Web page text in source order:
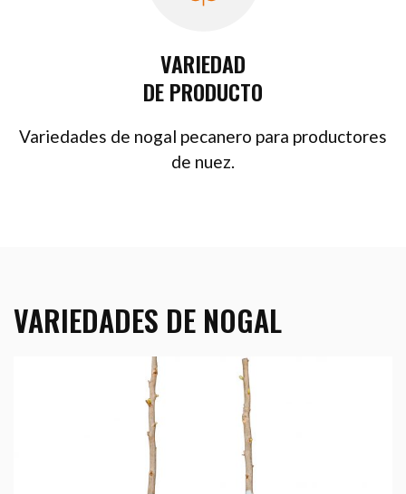
VARIEDAD
DE PRODUCTO
Variedades de nogal pecanero para productores
de nuez.
VARIEDADES DE NOGAL